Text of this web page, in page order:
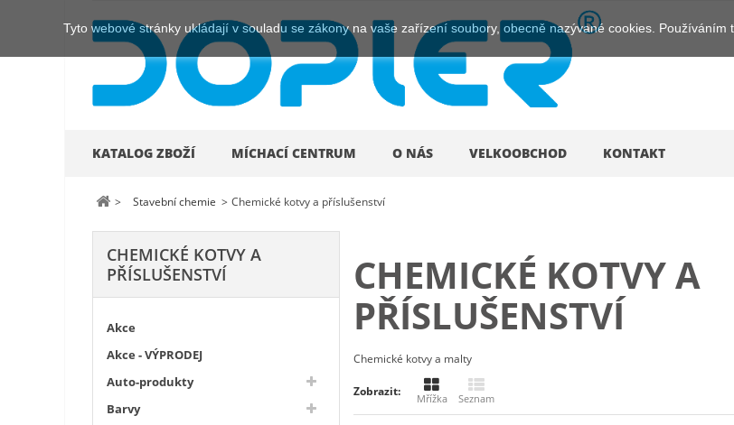
KATALOG ZBOŽÍ MÍCHACÍ CENTRUM O NÁS VELKOOBCHOD KONTAKT
> Stavební chemie > Chemické kotvy a příslušenství
CHEMICKÉ KOTVY A
PŘÍSLUŠENSTVÍ
Akce
Akce - VÝPRODEJ
Auto-produkty
Barvy
CHEMICKÉ KOTVY A
PŘÍSLUŠENSTVÍ
Chemické kotvy a malty
Zobrazit: Mřížka Seznam
Tyto webové stránky ukládají v souladu se zákony na vaše zařízení soubory, obecně nazývané cookies. Používáním